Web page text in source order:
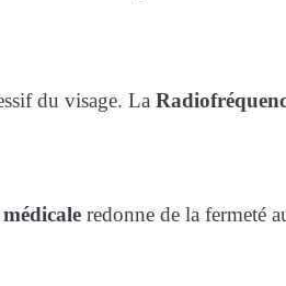
du visage. La
redonne de la fermeté